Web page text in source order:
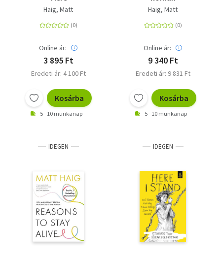
Haig, Matt
Online ár:
3 895 Ft
Eredeti ár: 4 100 Ft
Kosárba
5 - 10 munkanap
Haig, Matt
Online ár:
9 340 Ft
Eredeti ár: 9 831 Ft
Kosárba
5 - 10 munkanap
IDEGEN IDEGEN